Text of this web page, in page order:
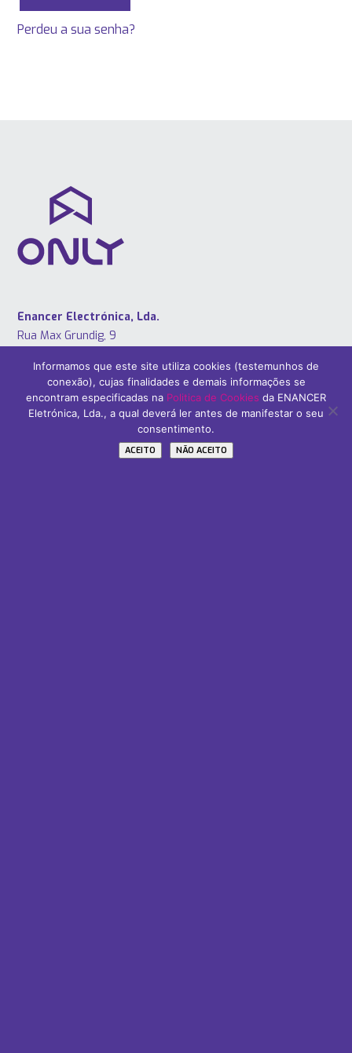
Perdeu a sua senha?
Enancer Electrónica, Lda.
Rua Max Grundig, 9
PORTUGAL
Tel: +351 253 221 484
Informamos que este site utiliza cookies (testemunhos de
conexão), cujas finalidades e demais informações se
encontram especificadas na Politica de Cookies da ENANCER
Eletrónica, Lda., a qual deverá ler antes de manifestar o seu
consentimento.
ACEITO NÃO ACEITO